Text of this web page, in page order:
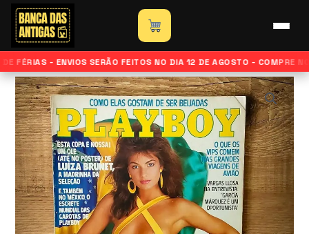
para
conteúdo
FÉRIAS - ENVIOS SERÃO FEITOS NO DIA 12 DE AGOSTO - COMPRE
Início»Loja
Revista Playboy – Edição Luiza Brunet –
Maio de 1986